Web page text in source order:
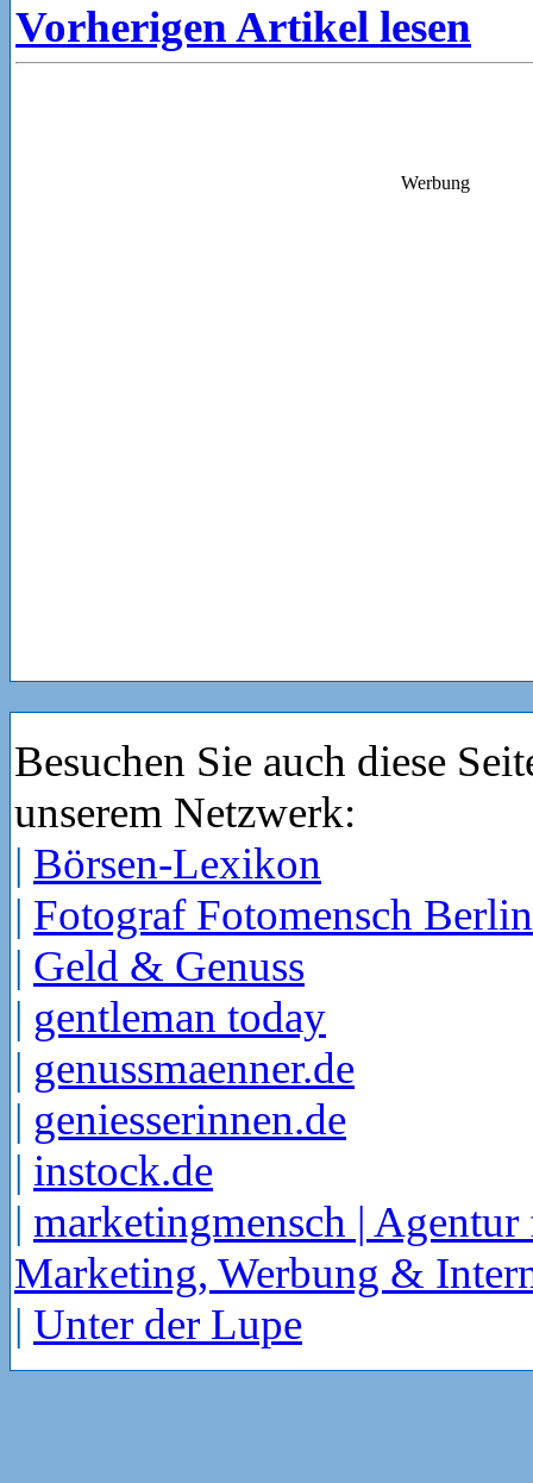
Vorherigen Artikel lesen
Werbung
Besuchen Sie auch diese
unserem Netzwerk:
| Börsen-Lexikon
| Fotograf Fotomensch Berlin
| Geld & Genuss
| gentleman today
| genussmaenner.de
| geniesserinnen.de
| instock.de
| marketingmensch | Agentur
Marketing, Werbung &
| Unter der Lupe